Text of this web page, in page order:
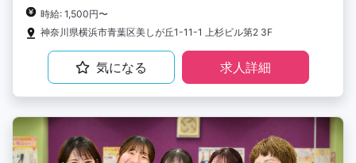
時給: 1,500円〜
神奈川県横浜市青葉区美しが丘1-11-1 上杉ビル第2 3F
気になる 求人詳細